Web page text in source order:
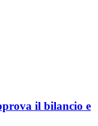
il bilancio e